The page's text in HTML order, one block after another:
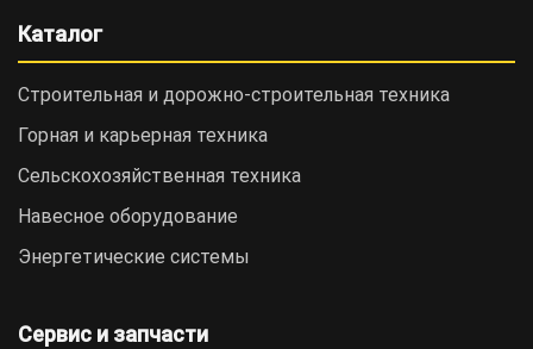
Каталог
Строительная и дорожно-cтроительная техника
Горная и карьерная техника
Сельскохозяйственная техника
Навесное оборудование
Энергетические системы
Сервис и запчасти